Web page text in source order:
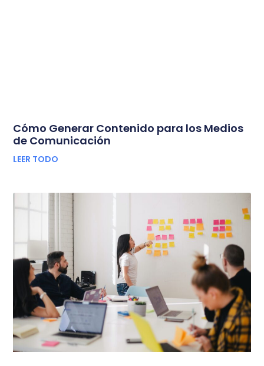
Cómo Generar Contenido para los Medios
de Comunicación
LEER TODO